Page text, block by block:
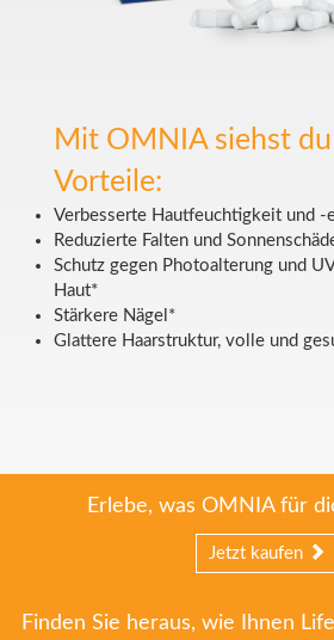
Mit OMNIA siehst
Vorteile:
Verbesserte Hautfeuchtigkeit und -
Reduzierte Falten und
Schutz gegen Photoalterung und
Haut*
Stärkere Nägel*
Glattere Haarstruktur, volle und
Erlebe, was OMNIA für
Jetzt kaufen
Finden Sie heraus, wie Ihnen